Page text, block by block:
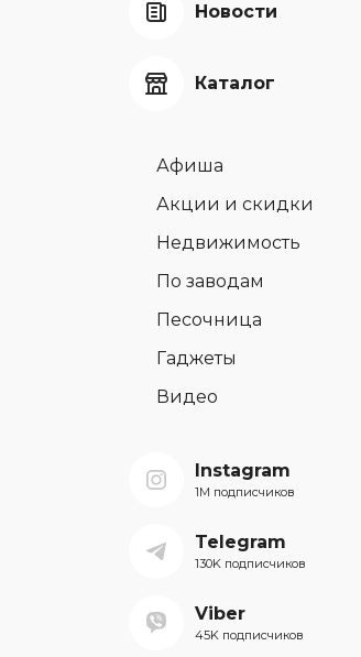
Новости
Каталог
Афиша
Акции и скидки
Недвижимость
По заводам
Песочница
Гаджеты
Видео
Instagram
1M подписчиков
Telegram
130K подписчиков
Viber
45K подписчиков